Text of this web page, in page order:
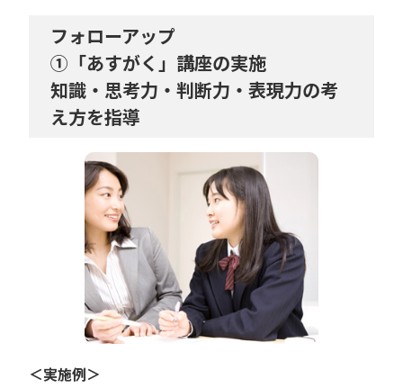
フォローアップ
①「あすがく」講座の実施
知識・思考力・判断力・表現力の考
え方を指導
＜実施例＞